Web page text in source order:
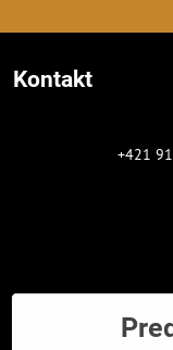
Kontakt
+421